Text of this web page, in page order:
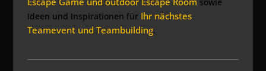
sowie
Ideen und Inspirationen für Ihr nächstes
Teamevent und Teambuilding.